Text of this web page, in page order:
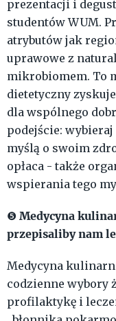
prezentacji i
studentów WUM.
atrybutów jak
uprawowe z
mikrobiomem. To
dietetyczny
dla wspólnego
podejście:
myślą o swoim
opłaca - także
wspierania tego
❺ Medycyna
przepisaliby nam
Medycyna
codzienne wybory
profilaktykę i